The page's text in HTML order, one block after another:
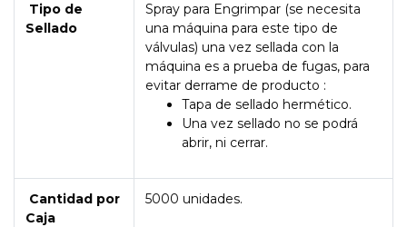
Tipo de
Sellado
Spray para Engrimpar (se necesita
una máquina para este tipo de
válvulas) una vez sellada con la
máquina es a prueba de fugas, para
evitar derrame de producto :
Tapa de sellado hermético.
Una vez sellado no se podrá
abrir, ni cerrar.
Cantidad por
Caja
5000 unidades.